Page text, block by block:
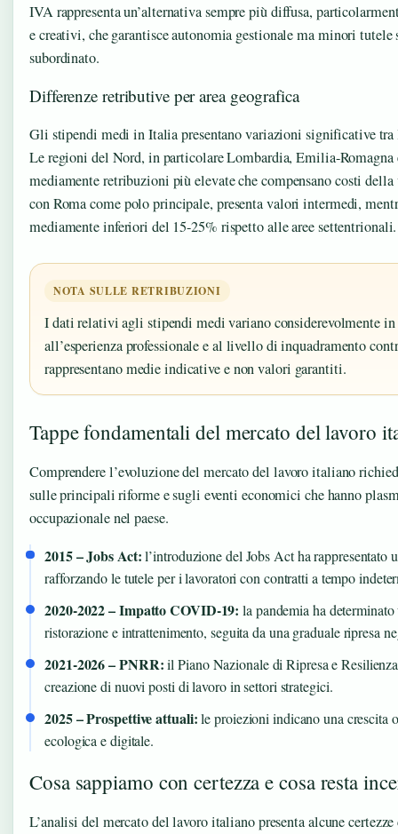
IVA rappresenta un’alternativa sempre più diffusa,
e creativi, che garantisce autonomia gestionale ma minori
subordinato.
Differenze retributive per area geografica
Gli stipendi medi in Italia presentano variazioni significative tra
Le regioni del Nord, in particolare Lombardia, Emilia-Romagna
mediamente retribuzioni più elevate che compensano costi
con Roma come polo principale, presenta valori intermedi,
mediamente inferiori del 15-25% rispetto alle aree settentrionali.
NOTA SULLE RETRIBUZIONI
I dati relativi agli stipendi medi variano considerevolmente in
all’esperienza professionale e al livello di inquadramento
rappresentano medie indicative e non valori garantiti.
Tappe fondamentali del mercato del lavoro
Comprendere l’evoluzione del mercato del lavoro italiano
sulle principali riforme e sugli eventi economici che hanno
occupazionale nel paese.
2015 – Jobs Act:l’introduzione del Jobs Act ha
rafforzando le tutele per i lavoratori con contratti a tempo
2020-2022 – Impatto COVID-19: la pandemia ha
ristorazione e intrattenimento, seguita da una graduale ripresa
2021-2026 – PNRR:il Piano Nazionale di Ripresa e
creazione di nuovi posti di lavoro in settori strategici.
2025 – Prospettive attuali:le proiezioni indicano una crescita
ecologica e digitale.
Cosa sappiamo con certezza e cosa resta
L’analisi del mercato del lavoro italiano presenta alcune